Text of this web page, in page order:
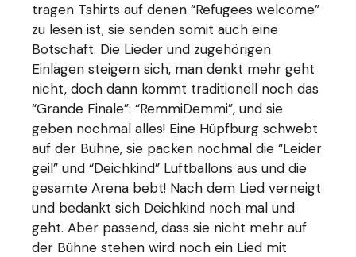
tragen Tshirts auf denen “Refugees welcome”
zu lesen ist, sie senden somit auch eine
Botschaft. Die Lieder und zugehörigen
Einlagen steigern sich, man denkt mehr geht
nicht, doch dann kommt traditionell noch das
“Grande Finale”: “RemmiDemmi”, und sie
geben nochmal alles! Eine Hüpfburg schwebt
auf der Bühne, sie packen nochmal die “Leider
geil” und “Deichkind” Luftballons aus und die
gesamte Arena bebt! Nach dem Lied verneigt
und bedankt sich Deichkind noch mal und
geht. Aber passend, dass sie nicht mehr auf
der Bühne stehen wird noch ein Lied mit